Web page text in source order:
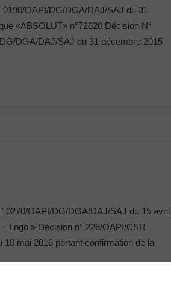
OAPI/DG/DGA/DAJ/SAJ du 31
«ABSOLUT» n°72620 Décision N°
DGA/DAJ/SAJ du 31 décembre 2015
0270/OAPI/DG/DGA/DAJ/SAJ du 15 avril
Logo » Décision n° 226/OAPI/CSR
mai 2016 portant confirmation de la